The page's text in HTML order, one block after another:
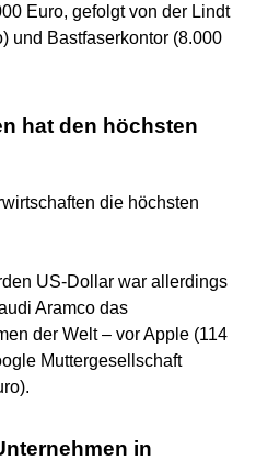
Euro, gefolgt von der Lindt
und Bastfaserkontor (8.000
hat den höchsten
die höchsten
US-Dollar war allerdings
Aramco das
der Welt – vor Apple (114
Muttergesellschaft
in